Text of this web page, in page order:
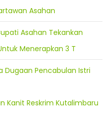
Asahan
Asahan Tekankan
Menerapkan 3 T
Dugaan Pencabulan Istri
Kanit Reskrim Kutalimbaru